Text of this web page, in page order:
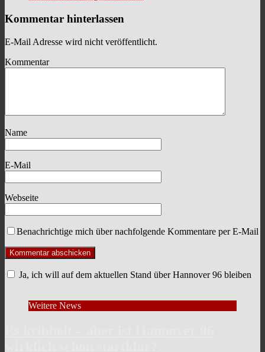
Kommentar hinterlassen
E-Mail Adresse wird nicht veröffentlicht.
Kommentar
Name
E-Mail
Webseite
Benachrichtige mich über nachfolgende Kommentare per E-Mail
Ja, ich will auf dem aktuellen Stand über Hannover 96 bleiben
Weitere News